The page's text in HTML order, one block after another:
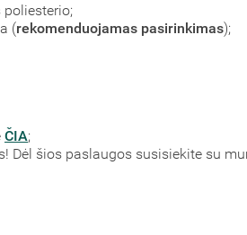
(rekomenduojamas pasirinkimas);
ČIA;
Dėl šios paslaugos susisiekite su